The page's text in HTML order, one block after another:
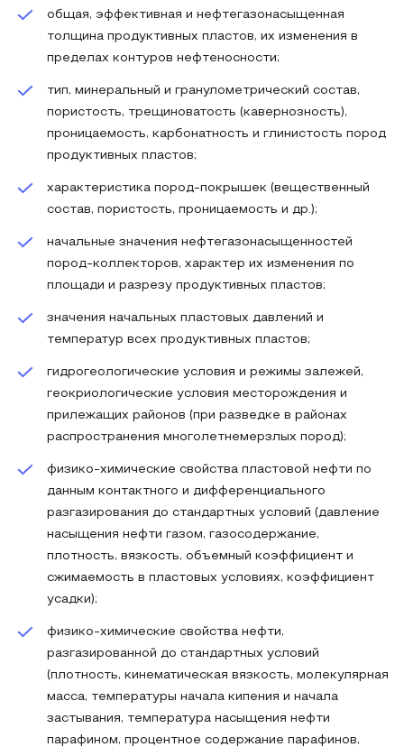
общая, эффективная и нефтегазонасыщенная
толщина продуктивных пластов, их изменения в
пределах контуров нефтеносности;
тип, минеральный и гранулометрический состав,
пористость, трещиноватость (кавернозность),
проницаемость, карбонатность и глинистость пород
продуктивных пластов;
характеристика пород-покрышек (вещественный
состав, пористость, проницаемость и др.);
начальные значения нефтегазонасыщенностей
пород-коллекторов, характер их изменения по
площади и разрезу продуктивных пластов;
значения начальных пластовых давлений и
температур всех продуктивных пластов;
гидрогеологические условия и режимы залежей,
геокриологические условия месторождения и
прилежащих районов (при разведке в районах
распространения многолетнемерзлых пород);
физико-химические свойства пластовой нефти по
данным контактного и дифференциального
разгазирования до стандартных условий (давление
насыщения нефти газом, газосодержание,
плотность, вязкость, объемный коэффициент и
сжимаемость в пластовых условиях, коэффициент
усадки);
физико-химические свойства нефти,
разгазированной до стандартных условий
(плотность, кинематическая вязкость, молекулярная
масса, температуры начала кипения и начала
застывания, температура насыщения нефти
парафином, процентное содержание парафинов,